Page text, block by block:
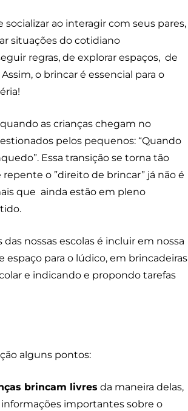
ao interagir com seus pares,
situações do cotidiano
regras, de explorar espaços, de
o brincar é essencial para o
as crianças chegam no
pelos pequenos: “Quando
Essa transição se torna tão
o ”direito de brincar” já não é
que ainda estão em pleno
nossas escolas é incluir em nossa
espaço para o lúdico, em brincadeiras
e indicando e propondo tarefas
alguns pontos:
brincam livres da maneira delas,
importantes sobre o